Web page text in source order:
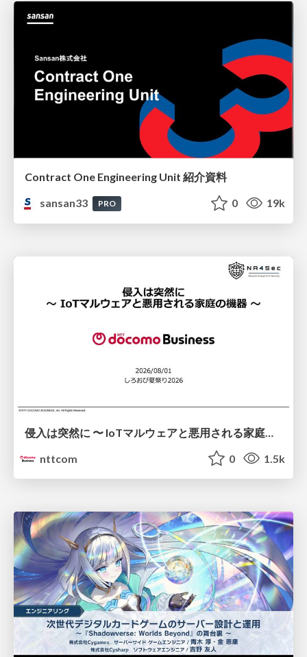
Contract One Engineering Unit 紹介資料
sansan33
PRO 0 19k
nttcom
0 1.5k